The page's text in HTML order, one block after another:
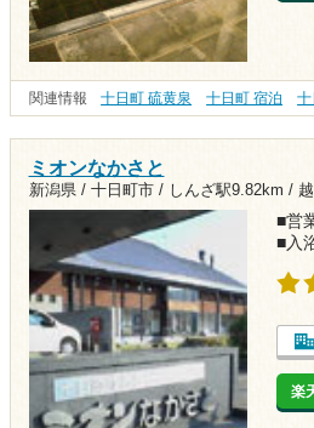
関連情報 十日町 硫黄泉 十日町 宿泊
ミオンなかさと
新潟県 / 十日町市 / しんざ駅9.82km /
■営
■入
楽